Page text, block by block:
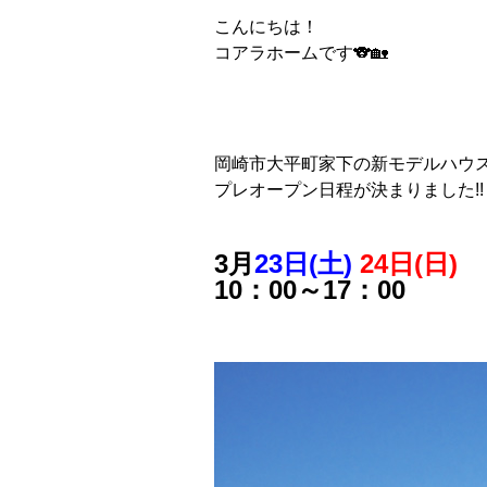
こんにちは！
コアラホームです🐨🏡
岡崎市大平町家下の新モデルハウ
プレオープン日程が決まりました!!
3月 23日(土) 24日(日)
10：00～17：00